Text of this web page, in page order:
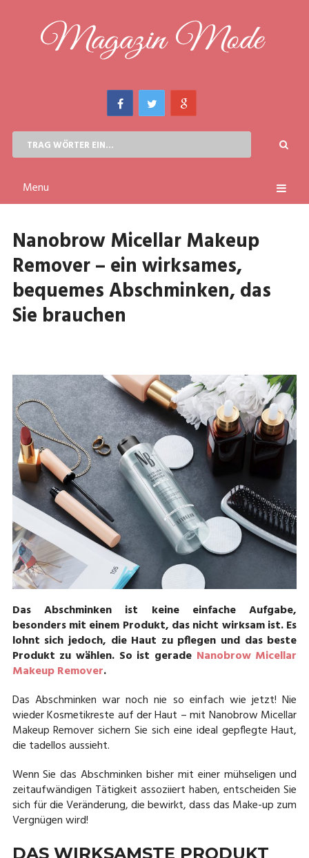
Menu
Nanobrow Micellar Makeup
Remover – ein wirksames,
bequemes Abschminken, das
Sie brauchen
Das Abschminken ist keine einfache Aufgabe,
besonders mit einem Produkt, das nicht wirksam ist. Es
lohnt sich jedoch, die Haut zu pflegen und das beste
Produkt zu wählen. So ist gerade Nanobrow Micellar
Makeup Remover.
Das Abschminken war noch nie so einfach wie jetzt! Nie
wieder Kosmetikreste auf der Haut – mit Nanobrow Micellar
Makeup Remover sichern Sie sich eine ideal gepflegte Haut,
die tadellos aussieht.
Wenn Sie das Abschminken bisher mit einer mühseligen und
zeitaufwändigen Tätigkeit assoziiert haben, entscheiden Sie
sich für die Veränderung, die bewirkt, dass das Make-up zum
Vergnügen wird!
DAS WIRKSAMSTE PRODUKT